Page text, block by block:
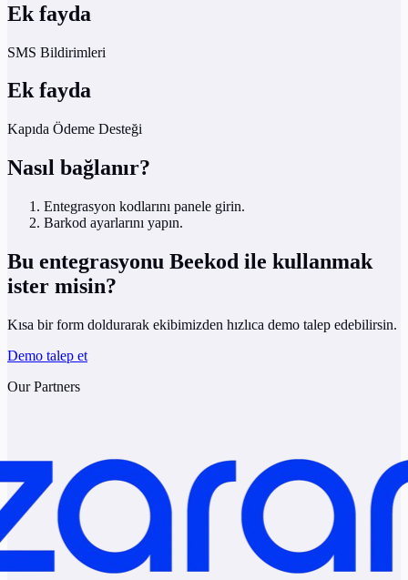
Ek fayda
SMS Bildirimleri
Ek fayda
Kapıda Ödeme Desteği
Nasıl bağlanır?
Entegrasyon kodlarını panele girin.
Barkod ayarlarını yapın.
Bu entegrasyonu Beekod ile kullanmak
ister misin?
Kısa bir form doldurarak ekibimizden hızlıca demo talep edebilirsin.
Demo talep et
Our Partners